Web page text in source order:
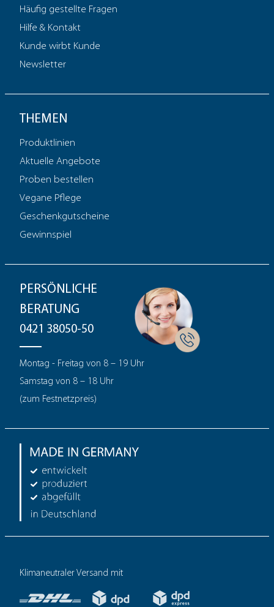
Häufig gestellte Fragen
Hilfe & Kontakt
Kunde wirbt Kunde
Newsletter
THEMEN
Produktlinien
Aktuelle Angebote
Proben bestellen
Vegane Pflege
Geschenkgutscheine
Gewinnspiel
PERSÖNLICHE
BERATUNG
0421 38050-50
Montag - Freitag von 8 – 19 Uhr
Samstag von 8 – 18 Uhr
(zum Festnetzpreis)
Klimaneutraler Versand mit